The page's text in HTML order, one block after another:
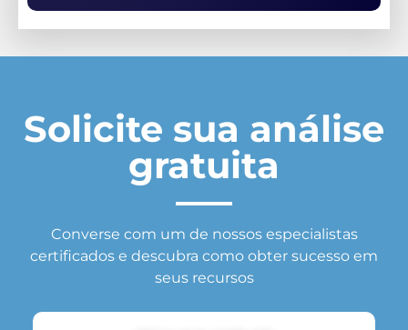
Solicite sua análise
gratuita
Converse com um de nossos especialistas
certificados e descubra como obter sucesso em
seus recursos